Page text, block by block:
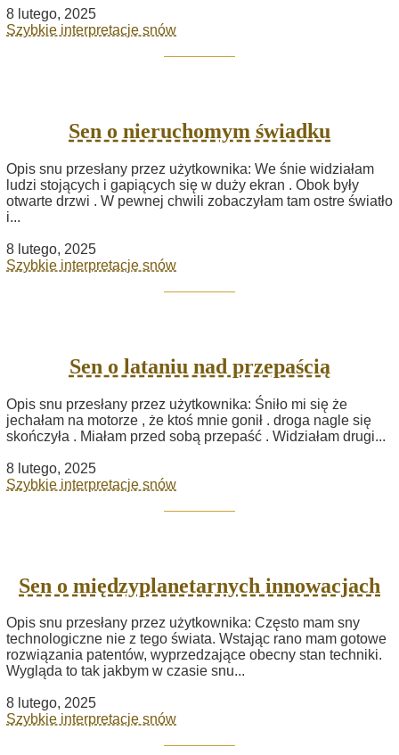
8 lutego, 2025
Szybkie interpretacje snów
Sen o nieruchomym świadku
Opis snu przesłany przez użytkownika: We śnie widziałam
ludzi stojących i gapiących się w duży ekran . Obok były
otwarte drzwi . W pewnej chwili zobaczyłam tam ostre światło
i...
8 lutego, 2025
Szybkie interpretacje snów
Sen o lataniu nad przepaścią
Opis snu przesłany przez użytkownika: Śniło mi się że
jechałam na motorze , że ktoś mnie gonił . droga nagle się
skończyła . Miałam przed sobą przepaść . Widziałam drugi...
8 lutego, 2025
Szybkie interpretacje snów
Sen o międzyplanetarnych innowacjach
Opis snu przesłany przez użytkownika: Często mam sny
technologiczne nie z tego świata. Wstając rano mam gotowe
rozwiązania patentów, wyprzedzające obecny stan techniki.
Wygląda to tak jakbym w czasie snu...
8 lutego, 2025
Szybkie interpretacje snów